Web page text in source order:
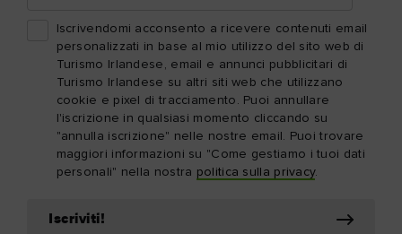
Iscrivendomi acconsento a ricevere contenuti email
personalizzati in base al mio utilizzo del sito web di
Turismo Irlandese, email e annunci pubblicitari di
Turismo Irlandese su altri siti web che utilizzano
cookie e pixel di tracciamento. Puoi annullare
l'iscrizione in qualsiasi momento cliccando su
"annulla iscrizione" nelle nostre email. Puoi trovare
maggiori informazioni su "Come gestiamo i tuoi dati
personali" nella nostra politica sulla privacy.
Iscriviti!